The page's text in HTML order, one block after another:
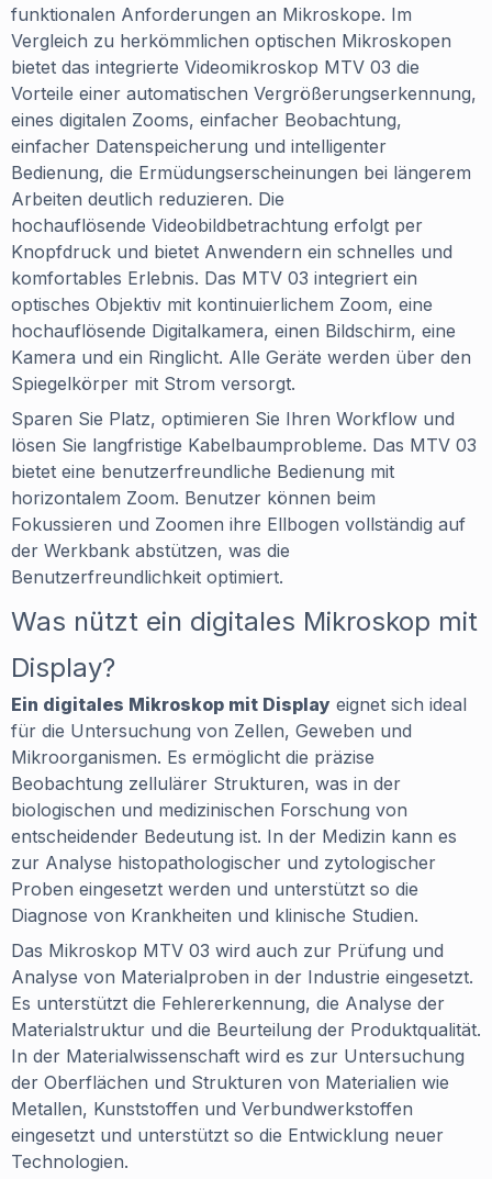
funktionalen Anforderungen an Mikroskope. Im
Vergleich zu herkömmlichen optischen Mikroskopen
bietet das integrierte Videomikroskop MTV 03 die
Vorteile einer automatischen Vergrößerungserkennung,
eines digitalen Zooms, einfacher Beobachtung,
einfacher Datenspeicherung und intelligenter
Bedienung, die Ermüdungserscheinungen bei längerem
Arbeiten deutlich reduzieren. Die
hochauflösende Videobildbetrachtung erfolgt per
Knopfdruck und bietet Anwendern ein schnelles und
komfortables Erlebnis. Das MTV 03 integriert ein
optisches Objektiv mit kontinuierlichem Zoom, eine
hochauflösende Digitalkamera, einen Bildschirm, eine
Kamera und ein Ringlicht. Alle Geräte werden über den
Spiegelkörper mit Strom versorgt.
Sparen Sie Platz, optimieren Sie Ihren Workflow und
lösen Sie langfristige Kabelbaumprobleme. Das MTV 03
bietet eine benutzerfreundliche Bedienung mit
horizontalem Zoom. Benutzer können beim
Fokussieren und Zoomen ihre Ellbogen vollständig auf
der Werkbank abstützen, was die
Benutzerfreundlichkeit optimiert.
Was nützt ein digitales Mikroskop mit
Display?
Ein digitales Mikroskop mit Display eignet sich ideal
für die Untersuchung von Zellen, Geweben und
Mikroorganismen. Es ermöglicht die präzise
Beobachtung zellulärer Strukturen, was in der
biologischen und medizinischen Forschung von
entscheidender Bedeutung ist. In der Medizin kann es
zur Analyse histopathologischer und zytologischer
Proben eingesetzt werden und unterstützt so die
Diagnose von Krankheiten und klinische Studien.
Das Mikroskop MTV 03 wird auch zur Prüfung und
Analyse von Materialproben in der Industrie eingesetzt.
Es unterstützt die Fehlererkennung, die Analyse der
Materialstruktur und die Beurteilung der Produktqualität.
In der Materialwissenschaft wird es zur Untersuchung
der Oberflächen und Strukturen von Materialien wie
Metallen, Kunststoffen und Verbundwerkstoffen
eingesetzt und unterstützt so die Entwicklung neuer
Technologien.